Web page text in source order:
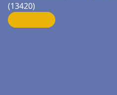
(13420)